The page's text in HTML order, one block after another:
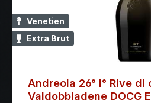
Venetien
Extra Brut
Andreola 26° I° Rive di
Valdobbiadene DOCG